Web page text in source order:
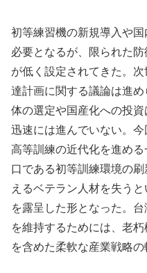
初等練習機の新規導入や
必要となるが、限られた
が低く設定されてきた。
達計画に関する議論は進
体の選定や国産化への投
迅速には進んでいない。
高等訓練の近代化を進め
口である初等訓練環境の
えるベテラン人材を失う
を露呈した形となった。
を維持するためには、老
を含めた柔軟な産業戦略の